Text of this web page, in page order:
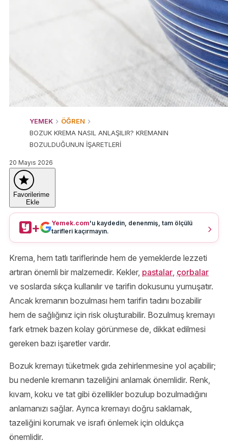
YEMEK
ÖĞREN
BOZUK KREMA NASIL ANLAŞILIR? KREMANIN
BOZULDUĞUNUN İŞARETLERİ
20 Mayıs 2026
Favorilerime
Ekle
+ Yemek.com'u kaydedin, denenmiş, tam ölçülü
tarifleri kaçırmayın.
Krema, hem tatlı tariflerinde hem de yemeklerde lezzeti
artıran önemli bir malzemedir. Kekler, pastalar, çorbalar
ve soslarda sıkça kullanılır ve tarifin dokusunu yumuşatır.
Ancak kremanın bozulması hem tarifin tadını bozabilir
hem de sağlığınız için risk oluşturabilir. Bozulmuş kremayı
fark etmek bazen kolay görünmese de, dikkat edilmesi
gereken bazı işaretler vardır.
Bozuk kremayı tüketmek gıda zehirlenmesine yol açabilir;
bu nedenle kremanın tazeliğini anlamak önemlidir. Renk,
kıvam, koku ve tat gibi özellikler bozulup bozulmadığını
anlamanızı sağlar. Ayrıca kremayı doğru saklamak,
tazeliğini korumak ve israfı önlemek için oldukça
önemlidir.